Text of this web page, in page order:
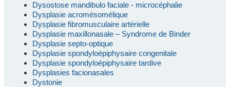
Dysostose mandibulo faciale - microcéphalie
Dysplasie acromésomélique
Dysplasie fibromusculaire artérielle
Dysplasie maxillonasale – Syndrome de Binder
Dysplasie septo-optique
Dysplasie spondyloépiphysaire congenitale
Dysplasie spondyloépiphysaire tardive
Dysplasies facionasales
Dystonie